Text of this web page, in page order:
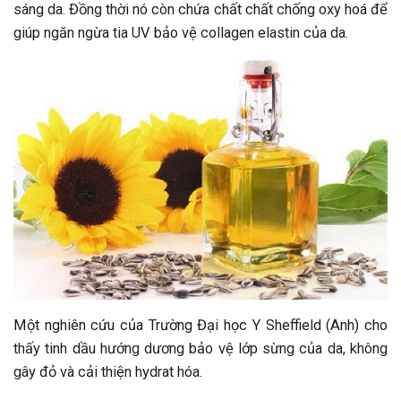
sáng da. Đồng thời nó còn chứa chất chất chống oxy hoá để
giúp ngăn ngừa tia UV bảo vệ collagen elastin của da.
Một nghiên cứu của Trường Đại học Y Sheffield (Anh) cho
thấy tinh dầu hướng dương bảo vệ lớp sừng của da, không
gây đỏ và cải thiện hydrat hóa.